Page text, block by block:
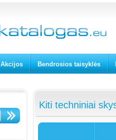
Akcijos Bendrosios taisyklės
Kiti techniniai